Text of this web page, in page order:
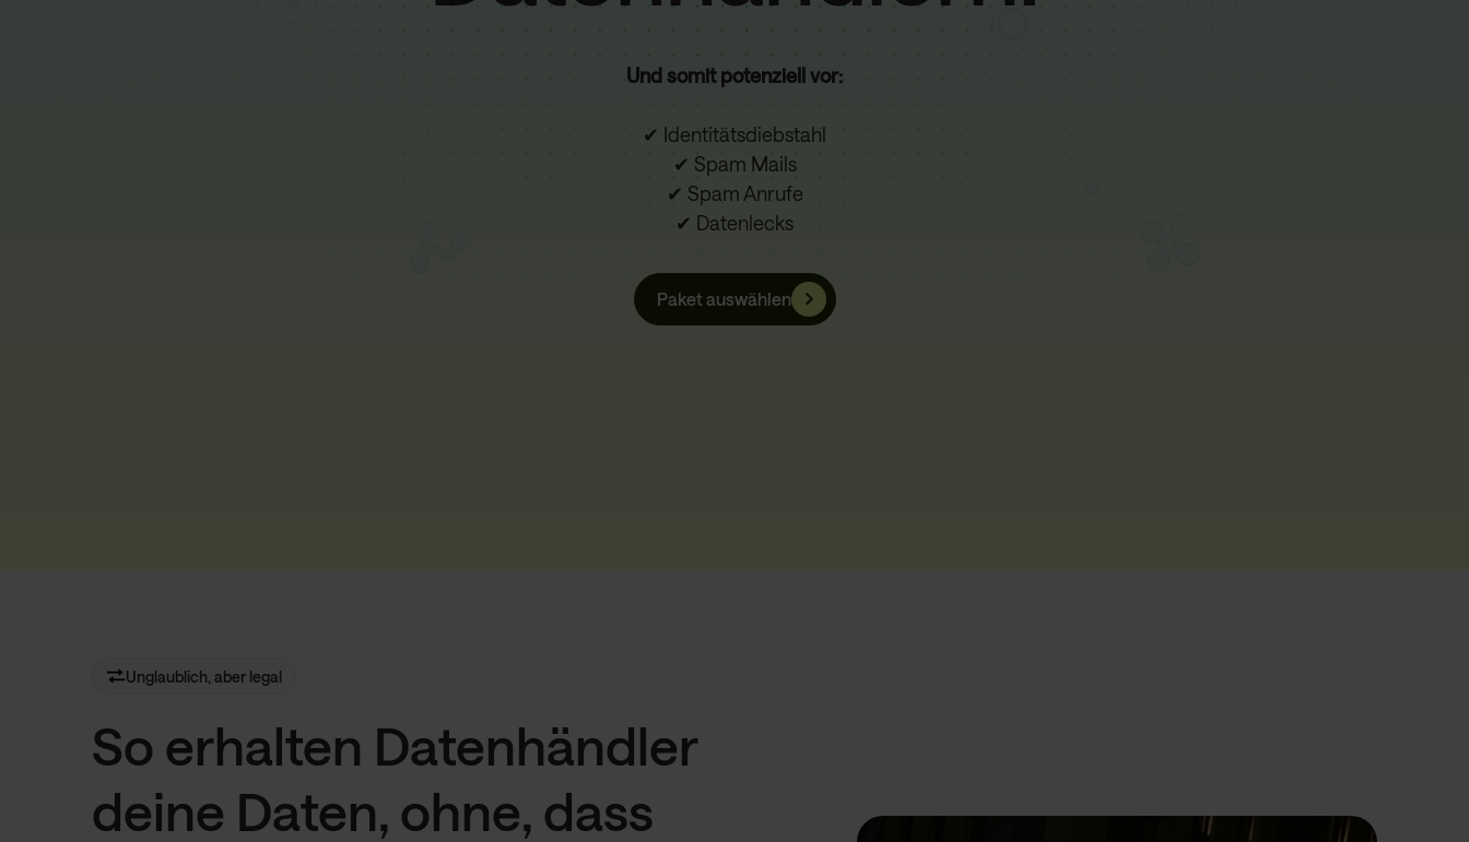
Und somit potenziell vor:
✔ Identitätsdiebstahl
✔ Spam Mails
✔ Spam Anrufe
✔ Datenlecks
Paket auswählen
Unglaublich, aber legal
So erhalten Datenhändler
deine Daten, ohne, dass